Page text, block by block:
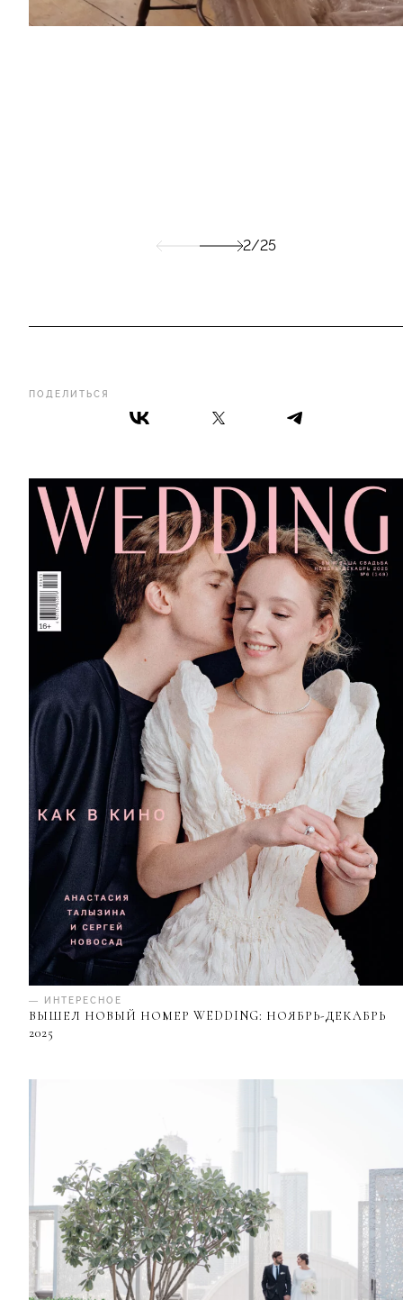
ПОДЕЛИТЬСЯ
— ИНТЕРЕСНОЕ
ВЫШЕЛ НОВЫЙ НОМЕР WEDDING: НОЯБРЬ-ДЕКАБРЬ
2025
2/25